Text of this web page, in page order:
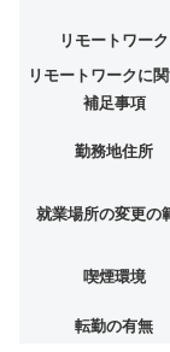
リモートワーク
リモートワークに
補足事項
勤務地住所
就業場所の変更の
喫煙環境
転勤の有無